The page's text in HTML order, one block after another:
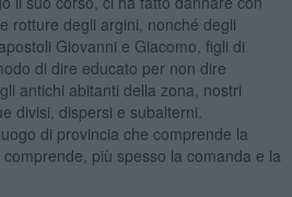
rotture degli argini, nonché degli
Giovanni e Giacomo, figli di
di dire educato per non dire
antichi abitanti della zona, nostri
divisi, dispersi e subalterni.
di provincia che comprende la
più spesso la comanda e la